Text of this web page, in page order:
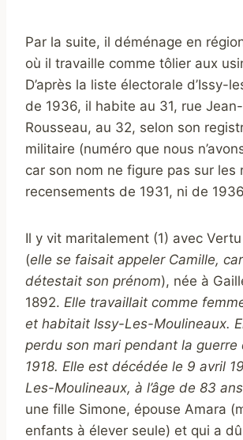
Par la suite, il déménage en
où il travaille comme tôlier aux
D’après la liste électorale d’Issy-
de 1936, il habite au 31, rue
Rousseau, au 32, selon son
militaire (numéro que nous
car son nom ne figure pas sur les
recensements de 1931, ni de
Il y vit maritalement (1) avec
(elle se faisait appeler Camille,
détestait son prénom), née à
1892. Elle travaillait comme
et habitait Issy-Les-Moulineaux.
perdu son mari pendant la guerre
1918. Elle est décédée le 9 avril
Les-Moulineaux, à l’âge de 83 ans
une fille Simone, épouse Amara
enfants à élever seule) et qui a